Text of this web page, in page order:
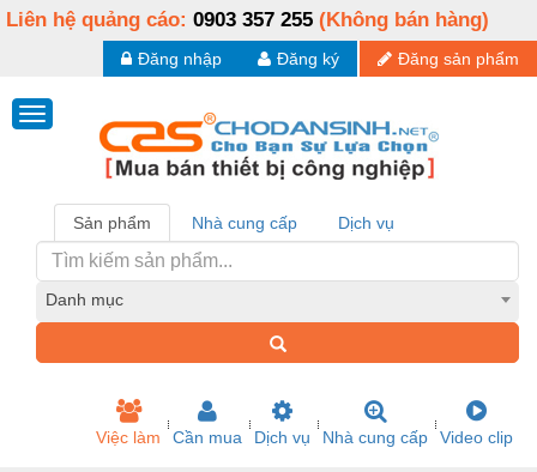
Liên hệ quảng cáo: 0903 357 255 (Không bán hàng)
Đăng sản phẩm
Đăng ký
Đăng nhập
Sản phẩm Nhà cung cấp Dịch vụ
Danh mục
Việc làm Cần mua Dịch vụ Nhà cung cấp Video clip